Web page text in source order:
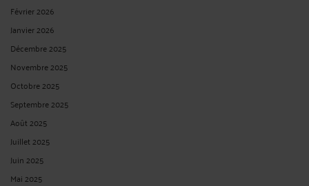
Février 2026
Janvier 2026
Décembre 2025
Novembre 2025
Octobre 2025
Septembre 2025
Août 2025
Juillet 2025
Juin 2025
Mai 2025